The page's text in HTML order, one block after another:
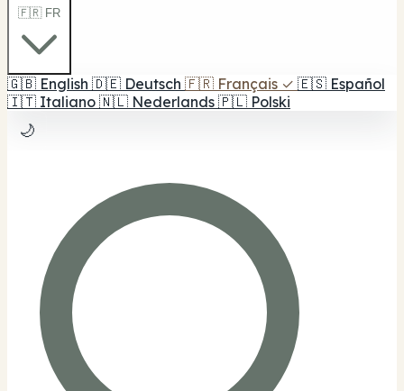
🇫🇷 FR
🇬🇧 English 🇩🇪 Deutsch 🇫🇷 Français ✓ 🇪🇸 Español
🇮🇹 Italiano 🇳🇱 Nederlands 🇵🇱 Polski
🌙